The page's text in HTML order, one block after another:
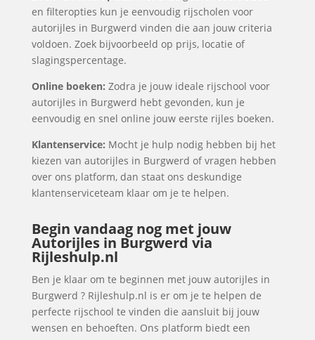
en filteropties kun je eenvoudig rijscholen voor
autorijles in Burgwerd vinden die aan jouw criteria
voldoen. Zoek bijvoorbeeld op prijs, locatie of
slagingspercentage.
Online boeken: Zodra je jouw ideale rijschool voor
autorijles in Burgwerd hebt gevonden, kun je
eenvoudig en snel online jouw eerste rijles boeken.
Klantenservice: Mocht je hulp nodig hebben bij het
kiezen van autorijles in Burgwerd of vragen hebben
over ons platform, dan staat ons deskundige
klantenserviceteam klaar om je te helpen.
Begin vandaag nog met jouw
Autorijles in Burgwerd via
Rijleshulp.nl
Ben je klaar om te beginnen met jouw autorijles in
Burgwerd ? Rijleshulp.nl is er om je te helpen de
perfecte rijschool te vinden die aansluit bij jouw
wensen en behoeften. Ons platform biedt een